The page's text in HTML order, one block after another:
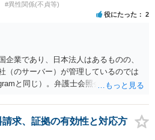
#異性関係(不貞等)
役にたった 2
企業であり、日本法人はあるものの、
（のサーバー）が管理しているのでは
と同じ）。弁護士会照会は日本法に
と解されています（弁護士会によって
すが、かなり限定されているので一般
国本社がアカウント管理をしているな
求、証拠の有効性と対応方